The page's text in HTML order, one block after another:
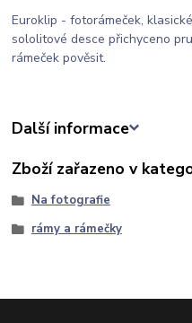
Euroklip - fotorámeček,
sololitové desce přichyceno
rámeček pověsit.
Další informace
Zboží zařazeno v
Na fotografie
rámy a rámečky